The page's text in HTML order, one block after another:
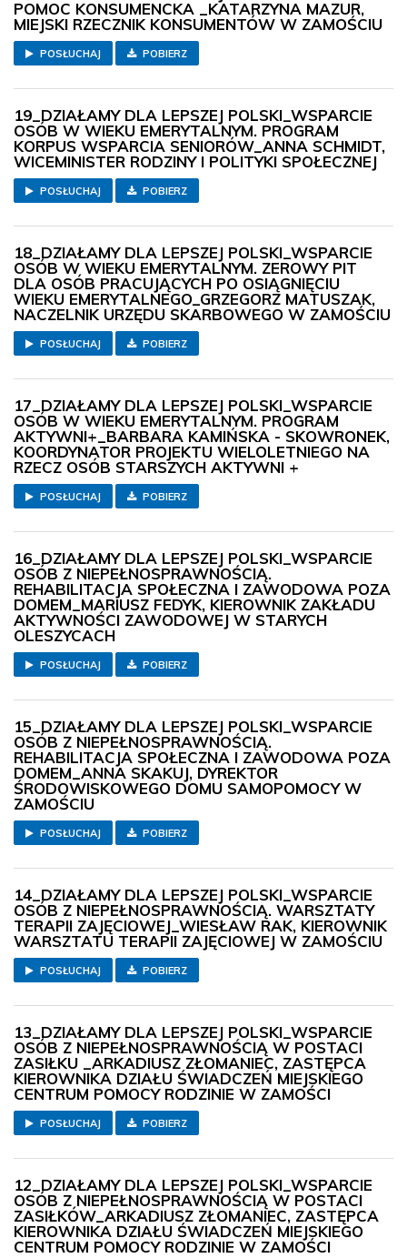
POMOC KONSUMENCKA _KATARZYNA MAZUR,
MIEJSKI RZECZNIK KONSUMENTÓW W ZAMOŚCIU
POSŁUCHAJ POBIERZ
19_DZIAŁAMY DLA LEPSZEJ POLSKI_WSPARCIE
OSÓB W WIEKU EMERYTALNYM. PROGRAM
KORPUS WSPARCIA SENIORÓW_ANNA SCHMIDT,
WICEMINISTER RODZINY I POLITYKI SPOŁECZNEJ
POSŁUCHAJ POBIERZ
18_DZIAŁAMY DLA LEPSZEJ POLSKI_WSPARCIE
OSÓB W WIEKU EMERYTALNYM. ZEROWY PIT
DLA OSÓB PRACUJĄCYCH PO OSIĄGNIĘCIU
WIEKU EMERYTALNEGO_GRZEGORZ MATUSZAK,
NACZELNIK URZĘDU SKARBOWEGO W ZAMOŚCIU
POSŁUCHAJ POBIERZ
17_DZIAŁAMY DLA LEPSZEJ POLSKI_WSPARCIE
OSÓB W WIEKU EMERYTALNYM. PROGRAM
AKTYWNI+_BARBARA KAMIŃSKA - SKOWRONEK,
KOORDYNATOR PROJEKTU WIELOLETNIEGO NA
RZECZ OSÓB STARSZYCH AKTYWNI +
POSŁUCHAJ POBIERZ
16_DZIAŁAMY DLA LEPSZEJ POLSKI_WSPARCIE
OSÓB Z NIEPEŁNOSPRAWNOŚCIĄ.
REHABILITACJA SPOŁECZNA I ZAWODOWA POZA
DOMEM_MARIUSZ FEDYK, KIEROWNIK ZAKŁADU
AKTYWNOŚCI ZAWODOWEJ W STARYCH
OLESZYCACH
POSŁUCHAJ POBIERZ
15_DZIAŁAMY DLA LEPSZEJ POLSKI_WSPARCIE
OSÓB Z NIEPEŁNOSPRAWNOŚCIĄ.
REHABILITACJA SPOŁECZNA I ZAWODOWA POZA
DOMEM_ANNA SKAKUJ, DYREKTOR
ŚRODOWISKOWEGO DOMU SAMOPOMOCY W
ZAMOŚCIU
POSŁUCHAJ POBIERZ
14_DZIAŁAMY DLA LEPSZEJ POLSKI_WSPARCIE
OSÓB Z NIEPEŁNOSPRAWNOŚCIĄ. WARSZTATY
TERAPII ZAJĘCIOWEJ_WIESŁAW RAK, KIEROWNIK
WARSZTATU TERAPII ZAJĘCIOWEJ W ZAMOŚCIU
POSŁUCHAJ POBIERZ
13_DZIAŁAMY DLA LEPSZEJ POLSKI_WSPARCIE
OSÓB Z NIEPEŁNOSPRAWNOŚCIĄ W POSTACI
ZASIŁKU _ARKADIUSZ ZŁOMANIEC, ZASTĘPCA
KIEROWNIKA DZIAŁU ŚWIADCZEŃ MIEJSKIEGO
CENTRUM POMOCY RODZINIE W ZAMOŚCI
POSŁUCHAJ POBIERZ
12_DZIAŁAMY DLA LEPSZEJ POLSKI_WSPARCIE
OSÓB Z NIEPEŁNOSPRAWNOŚCIĄ W POSTACI
ZASIŁKÓW_ARKADIUSZ ZŁOMANIEC, ZASTĘPCA
KIEROWNIKA DZIAŁU ŚWIADCZEŃ MIEJSKIEGO
CENTRUM POMOCY RODZINIE W ZAMOŚCI